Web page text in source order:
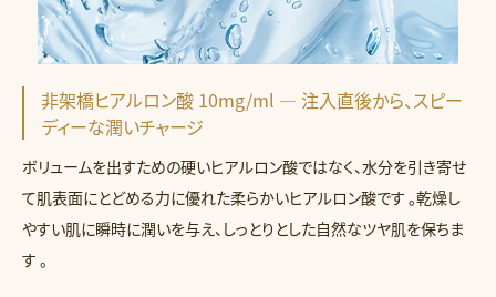
非架橋ヒアルロン酸 10mg/ml — 注入直後から、スピー
ディーな潤いチャージ
ボリュームを出すための硬いヒアルロン酸ではなく、水分を引き寄せ
て肌表面にとどめる力に優れた柔らかいヒアルロン酸です 。乾燥し
やすい肌に瞬時に潤いを与え、しっとりとした自然なツヤ肌を保ちま
す 。